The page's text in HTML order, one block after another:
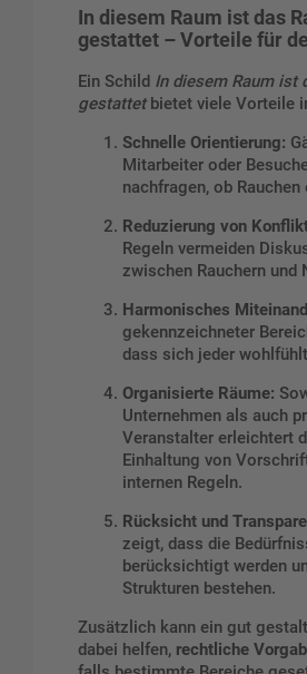
In diesem Raum ist das
gestattet – Vorteile für
Ein Schild In diesem Raum ist
gestattetbietet viele Vorteile
Schnelle Orientierung:
Mitarbeiter oder
nachfragen, ob
Reduzierung von
Regeln vermeiden
zwischen Rauchern und
Harmonisches
gekennzeichneter
dass sich jeder
Organisierte Räume:
Unternehmen als auch
Veranstalter erleichtert
Einhaltung von
internen Regeln.
Rücksicht und
zeigt, dass die
berücksichtigt werden
Strukturen bestehen.
Zusätzlich kann ein gut
dabei helfen, rechtliche